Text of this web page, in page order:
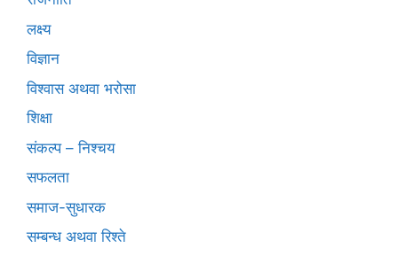
लक्ष्य
विज्ञान
विश्वास अथवा भरोसा
शिक्षा
संकल्प – निश्चय
सफलता
समाज-सुधारक
सम्बन्ध अथवा रिश्ते